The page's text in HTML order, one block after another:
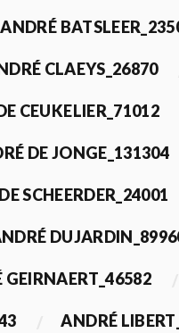
ANDRÉ
CLAEYS_26870
CEUKELIER_71012
DE JONGE_131304
SCHEERDER_24001
GEIRNAERT_46582
ANDRÉ